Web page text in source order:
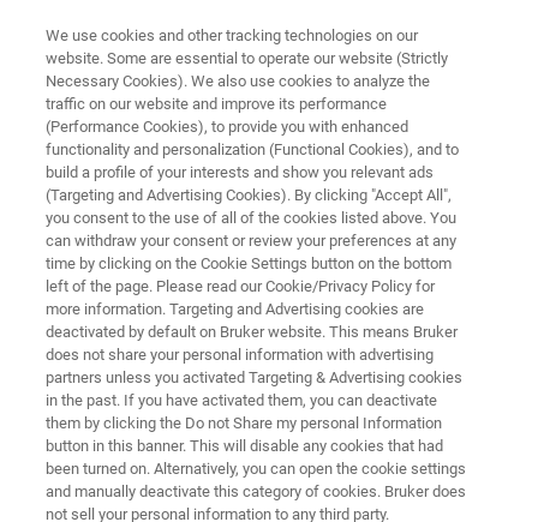
BRUKER NANO ANALYTICS PRESENTS:
배터리 소재 및 공정에 EDS
(Elemental Mapping)의 최적화
적용법 소개
온디맨드 세션 - 35분
We use cookies and other tracking technologies on our
website. Some are essential to operate our website (Strictly
Necessary Cookies). We also use cookies to analyze the
traffic on our website and improve its performance
(Performance Cookies), to provide you with enhanced
functionality and personalization (Functional Cookies), and to
build a profile of your interests and show you relevant ads
(Targeting and Advertising Cookies). By clicking "Accept All",
you consent to the use of all of the cookies listed above. You
can withdraw your consent or review your preferences at any
time by clicking on the Cookie Settings button on the bottom
left of the page. Please read our Cookie/Privacy Policy for
more information. Targeting and Advertising cookies are
deactivated by default on Bruker website. This means Bruker
does not share your personal information with advertising
partners unless you activated Targeting & Advertising cookies
in the past. If you have activated them, you can deactivate
them by clicking the Do not Share my personal Information
button in this banner. This will disable any cookies that had
been turned on. Alternatively, you can open the cookie settings
and manually deactivate this category of cookies. Bruker does
not sell your personal information to any third party.